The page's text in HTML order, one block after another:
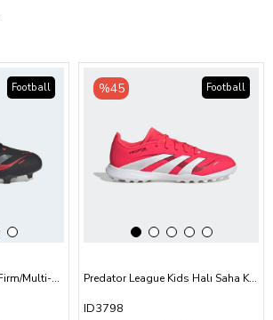
Predator League Kids Firm/Multi-Ground Krampon
Football
Predator League Kids Halı Saha Kramponu
ID3798
%45 Football